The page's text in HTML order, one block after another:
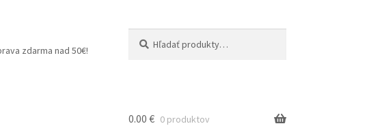
zdarma nad 50€!
0.00 € 0 produktov